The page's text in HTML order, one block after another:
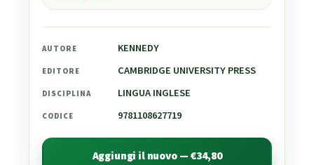
AUTORE KENNEDY
EDITORE CAMBRIDGE UNIVERSITY PRESS
DISCIPLINA LINGUA INGLESE
CODICE 9781108627719
Aggiungi il nuovo — €34,80